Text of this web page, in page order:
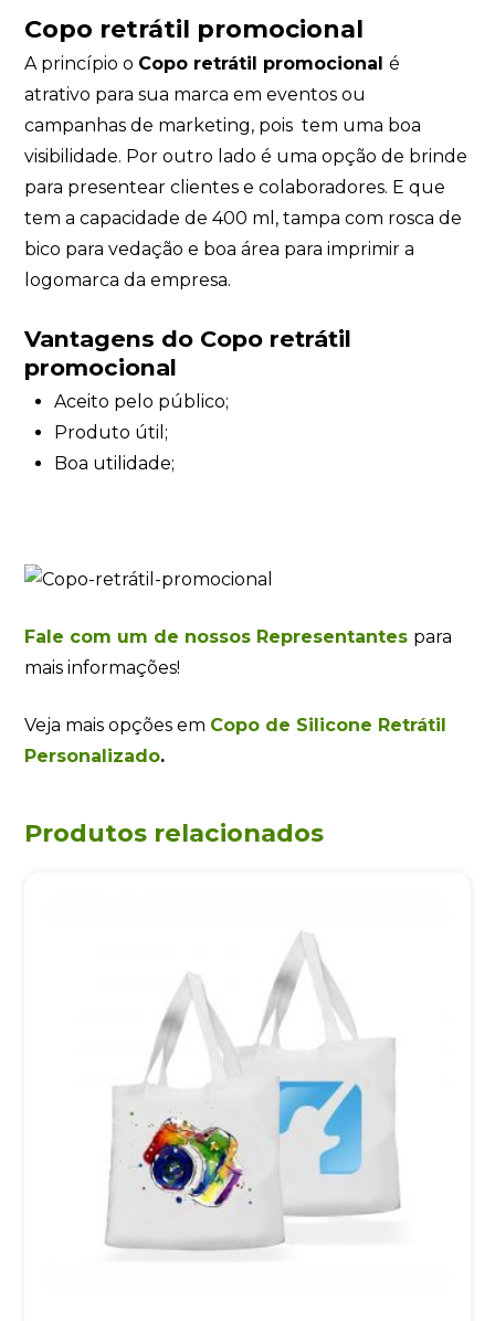
Copo retrátil promocional
A princípio o Copo retrátil promocionalé
atrativo para sua marca em eventos ou
campanhas de marketing, pois tem uma boa
visibilidade. Por outro lado é uma opção de brinde
para presentear clientes e colaboradores. E que
tem a capacidade de 400 ml, tampa com rosca de
bico para vedação e boa área para imprimir a
logomarca da empresa.
Vantagens do Copo retrátil
promocional
Aceito pelo público;
Produto útil;
Boa utilidade;
Fale com um de nossos Representantes para
mais informações!
Veja mais opções em Copo de Silicone Retrátil
Personalizado.
Produtos relacionados